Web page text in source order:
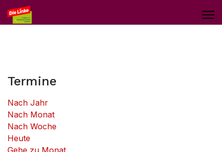
Termine
Nach Jahr
Nach Monat
Nach Woche
Heute
Gehe zu Monat